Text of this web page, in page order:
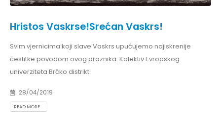
Hristos Vaskrse!Srećan Vaskrs!
Svim vjernicima koji slave Vaskrs upućujemo najiskrenije
čestitke povodom ovog praznika. Kolektiv Evropskog
univerziteta Brčko distrikt
28/04/2019
READ MORE...